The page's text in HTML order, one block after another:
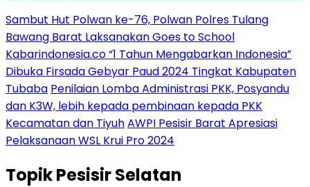
Sambut Hut Polwan ke-76, Polwan Polres Tulang
Bawang Barat Laksanakan Goes to School
Kabarindonesia.co “1 Tahun Mengabarkan Indonesia”
Dibuka Firsada Gebyar Paud 2024 Tingkat Kabupaten
Tubaba Penilaian Lomba Administrasi PKK, Posyandu
dan K3W, lebih kepada pembinaan kepada PKK
Kecamatan dan TiyuhAWPI Pesisir Barat Apresiasi
Pelaksanaan WSL Krui Pro 2024
TopikPesisir Selatan